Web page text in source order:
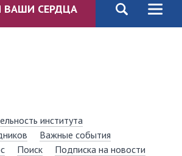
ВАШИ СЕРДЦА
института
Важные события
Поиск Подписка на новости